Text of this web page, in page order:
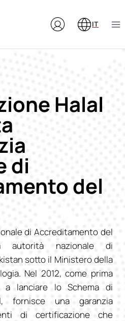
IT
Halal
di
del
di Accreditamento del
autorità nazionale di
sotto il Ministero della
Nel 2012, come prima
a lanciare lo Schema di
fornisce una garanzia
di certificazione che